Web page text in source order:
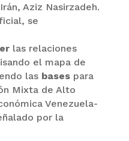
Aziz Nasirzadeh.
se
las relaciones
el mapa de
lasbases para
Mixta de Alto
Venezuela-
por la